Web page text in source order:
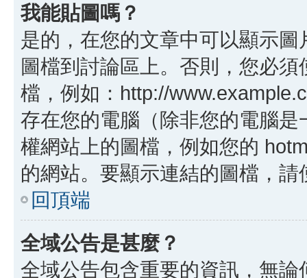
我能貼圖嗎？
是的，在您的文章中可以顯示
圖檔到討論區上。否則，您必
檔，例如：http://
存在您的電腦（除非您的電腦
權網站上的圖檔，例如您的
的網站。要顯示連結的圖檔，
回頂端
全域公告是甚麼？
全域公告包含重要的資訊，無